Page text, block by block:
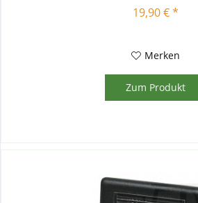
19,90 € *
Merken
Zum Produkt